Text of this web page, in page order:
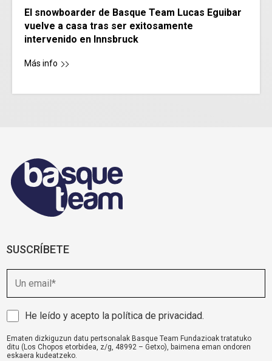
El snowboarder de Basque Team Lucas Eguibar
vuelve a casa tras ser exitosamente
intervenido en Innsbruck
Más info
SUSCRÍBETE
m
a
i
l
A
i
s
He leído y acepto la política de privacidad.
Ematen dizkiguzun datu pertsonalak Basque Team Fundazioak tratatuko
ditu (Los Chopos etorbidea, z/g, 48992 – Getxo), baimena eman ondoren
eskaera kudeatzeko.